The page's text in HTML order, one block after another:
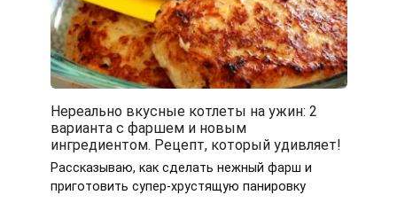
Нереально вкусные котлеты на ужин: 2
варианта с фаршем и новым
ингредиентом. Рецепт, который удивляет!
Рассказываю, как сделать нежный фарш и
приготовить супер-хрустящую панировку